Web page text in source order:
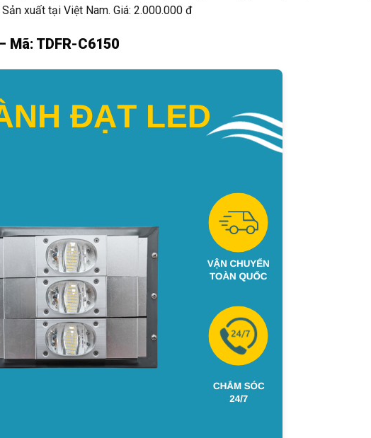
xuất tại Việt Nam. Giá: 2.000.000 đ
Mã: TDFR-C6150